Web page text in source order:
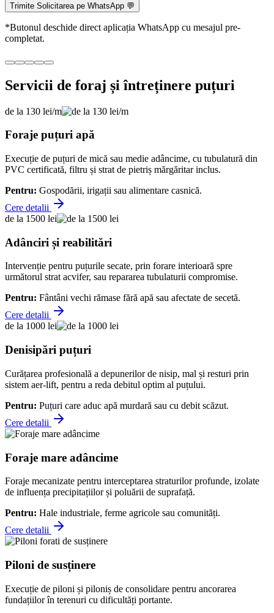
Trimite Solicitarea pe WhatsApp 💬
*Butonul deschide direct aplicația WhatsApp cu mesajul pre-
completat.
Servicii de foraj și întreținere puțuri
de la 130 lei/m
Foraje puțuri apă
Execuție de puțuri de mică sau medie adâncime, cu tubulatură din
PVC certificată, filtru și strat de pietriș mărgăritar inclus.
Pentru: Gospodării, irigații sau alimentare casnică.
Cere detalii
de la 1500 lei
Adânciri și reabilitări
Intervenție pentru puțurile secate, prin forare interioară spre
următorul strat acvifer, sau repararea tubulaturii compromise.
Pentru: Fântâni vechi rămase fără apă sau afectate de secetă.
Cere detalii
de la 1000 lei
Denisipări puțuri
Curățarea profesională a depunerilor de nisip, mal și resturi prin
sistem aer-lift, pentru a reda debitul optim al puțului.
Pentru: Puțuri care aduc apă murdară sau cu debit scăzut.
Cere detalii
Foraje mare adâncime
Foraje mecanizate pentru interceptarea straturilor profunde, izolate
de influența precipitațiilor și poluării de suprafață.
Pentru: Hale industriale, ferme agricole sau comunități.
Cere detalii
Piloni de susținere
Execuție de piloni și piloniș de consolidare pentru ancorarea
fundațiilor în terenuri cu dificultăți portante.